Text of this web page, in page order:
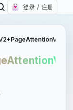
登录 / 注册